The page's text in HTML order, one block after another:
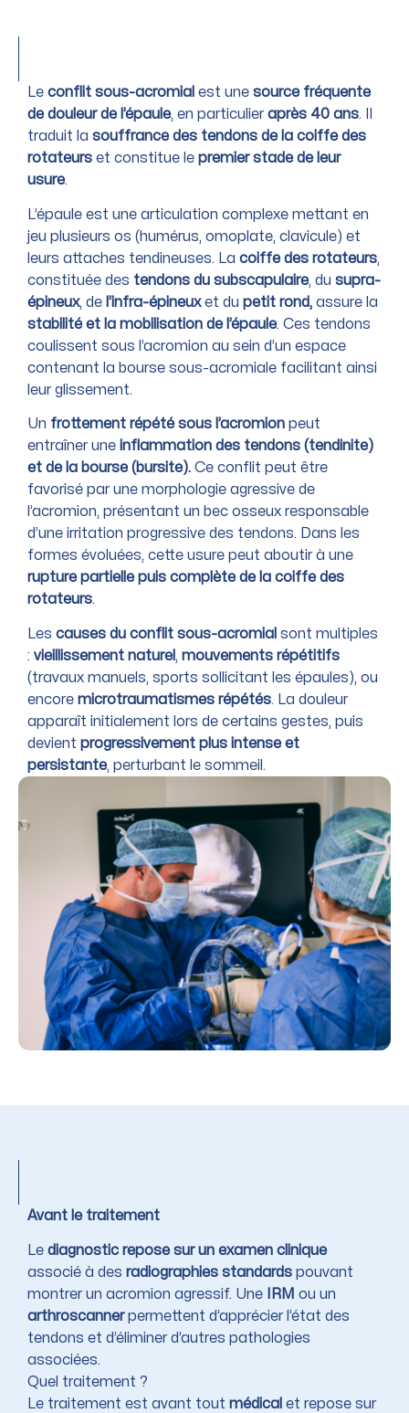
Le conflit sous-acromial est une source fréquente
de douleur de l’épaule, en particulieraprès 40 ans. Il
traduit la souffrance des tendons de la coiffe des
rotateurs et constitue le premier stade de leur
usure.
L’épaule est une articulation complexe mettant en
jeu plusieurs os (humérus, omoplate, clavicule) et
leurs attaches tendineuses. La coiffe des rotateurs,
constituée des tendons du subscapulaire, du supra-
épineux, de l’infra-épineuxet du petit rond, assure la
stabilité et la mobilisation de l’épaule. Ces tendons
coulissent sous l’acromion au sein d’un espace
contenant la bourse sous-acromiale facilitant ainsi
leur glissement.
Un frottement répété sous l’acromion peut
entraîner une inflammation des tendons (tendinite)
et de la bourse (bursite). Ce conflit peut être
favorisé par une morphologie agressive de
l’acromion, présentant un bec osseux responsable
d’une irritation progressive des tendons. Dans les
formes évoluées, cette usure peut aboutir à une
rupture partielle puis complète de la coiffe des
rotateurs.
Les causes du conflit sous-acromial sont multiples
: vieillissement naturel , mouvements répétitifs
(travaux manuels, sports sollicitant les épaules), ou
encore microtraumatismes répétés. La douleur
apparaît initialement lors de certains gestes, puis
devient progressivement plus intense et
persistante, perturbant le sommeil.
Avant le traitement
Le diagnostic repose sur un examen clinique
associé à des radiographies standards pouvant
montrer un acromion agressif. Une
IRM ou un
arthroscannerpermettent d’apprécier l’état des
tendons et d’éliminer d’autres pathologies
associées.
Quel traitement ?
Le traitement est avant tout médical et repose sur